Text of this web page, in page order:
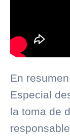
En
Especial
la toma de